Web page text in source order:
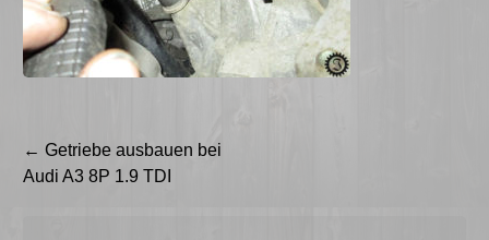
Beitragsnavigation
← Getriebe ausbauen bei
Audi A3 8P 1.9 TDI